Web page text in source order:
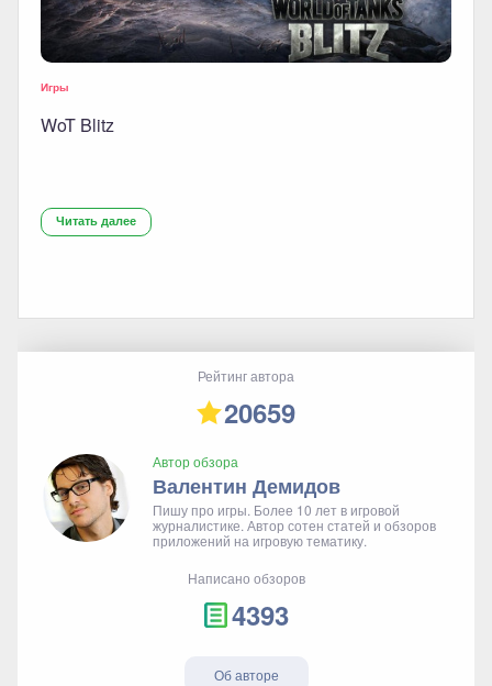
Игры
WoT Blitz
Читать далее
Рейтинг автора
20659
Автор обзора
Валентин Демидов
Пишу про игры. Более 10 лет в игровой
журналистике. Автор сотен статей и обзоров
приложений на игровую тематику.
Написано обзоров
4393
Об авторе